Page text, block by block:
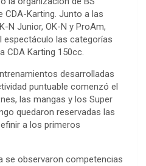
CDA-Karting. Junto a las
N Junior, OK-N y ProAm,
las categorías
CDA Karting 150cc.
desarrolladas
puntuable comenzó el
las mangas y los Super
quedaron reservadas las
a los primeros
se observaron competencias